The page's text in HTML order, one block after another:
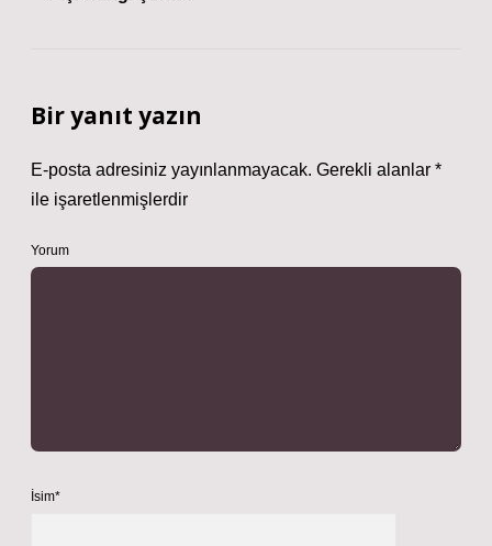
Bir yanıt yazın
E-posta adresiniz yayınlanmayacak. Gerekli alanlar *
ile işaretlenmişlerdir
Yorum
İsim*